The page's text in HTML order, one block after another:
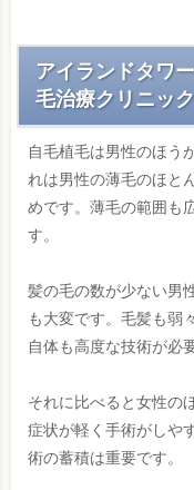
アイランドタワ
毛治療クリニッ
自毛植毛は男性のほう
れは男性の薄毛のほと
めです。薄毛の範囲も
す。
髪の毛の数が少ない男
も大変です。毛髪も弱
自体も高度な技術が必
それに比べると女性の
症状が軽く手術がしや
術の蓄積は重要です。